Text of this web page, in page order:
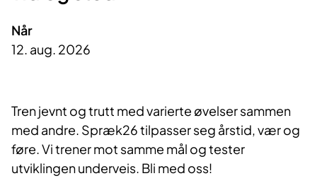
Når
12. aug. 2026
Tren jevnt og trutt med varierte øvelser sammen
med andre. Spræk26 tilpasser seg årstid, vær og
føre. Vi trener mot samme mål og tester
utviklingen underveis. Bli med oss!